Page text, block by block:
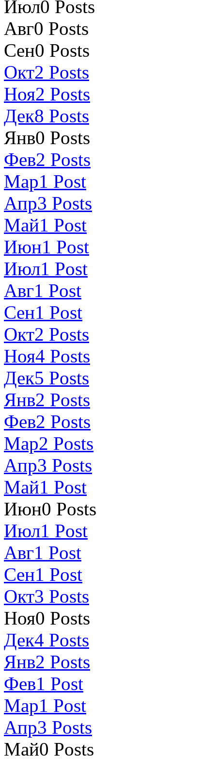
Июл0 Posts
Авг0 Posts
Сен0 Posts
Окт2 Posts
Ноя2 Posts
Дек8 Posts
Янв0 Posts
Фев2 Posts
Мар1 Post
Апр3 Posts
Май1 Post
Июн1 Post
Июл1 Post
Авг1 Post
Сен1 Post
Окт2 Posts
Ноя4 Posts
Дек5 Posts
Янв2 Posts
Фев2 Posts
Мар2 Posts
Апр3 Posts
Май1 Post
Июн0 Posts
Июл1 Post
Авг1 Post
Сен1 Post
Окт3 Posts
Ноя0 Posts
Дек4 Posts
Янв2 Posts
Фев1 Post
Мар1 Post
Апр3 Posts
Май0 Posts